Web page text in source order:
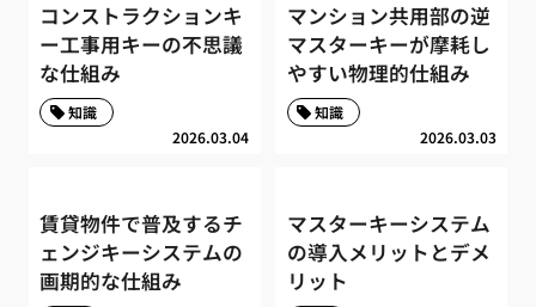
コンストラクションキ
ー工事用キーの不思議
な仕組み
2026.03.04
知識
マンション共用部の逆
マスターキーが摩耗し
やすい物理的仕組み
2026.03.03
知識
賃貸物件で普及するチ
ェンジキーシステムの
画期的な仕組み
マスターキーシステム
の導入メリットとデメ
リット